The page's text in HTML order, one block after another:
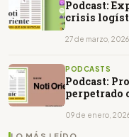
Podcast:
crisis
27 de marzo, 2026
PODCASTS
Podcast:
perpetrado
09 de enero,